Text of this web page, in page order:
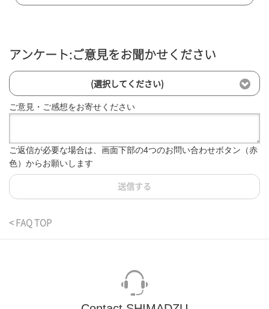
アンケート:ご意見をお聞かせください
(選択してください)
ご意見・ご感想をお寄せください
ご返信が必要な場合は、画面下部の4つのお問い合わせボタン（赤
色）からお願いします
送信する
< FAQ TOP